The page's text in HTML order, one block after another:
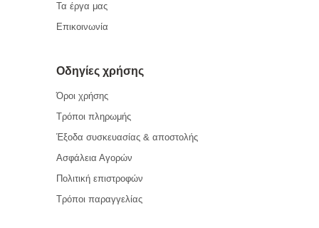
Τα έργα μας
Επικοινωνία
Οδηγίες χρήσης
Όροι χρήσης
Τρόποι πληρωμής
Έξοδα συσκευασίας & αποστολής
Ασφάλεια Αγορών
Πολιτική επιστροφών
Τρόποι παραγγελίας